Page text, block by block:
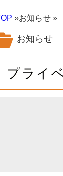
»お知らせ »
お知らせ
プライ